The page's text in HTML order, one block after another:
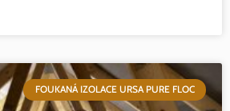
FOUKANÁ IZOLACE URSA PURE FLOC